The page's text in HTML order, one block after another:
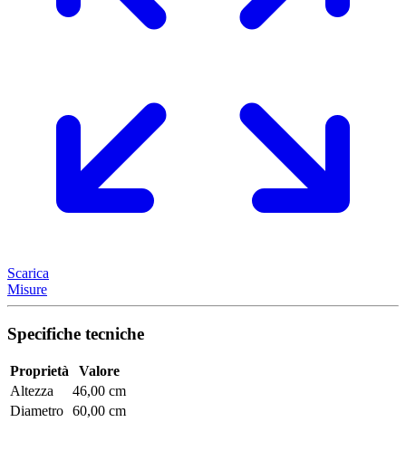
Scarica
Misure
Specifiche tecniche
Proprietà
Valore
Altezza
46,00 cm
Diametro 60,00 cm